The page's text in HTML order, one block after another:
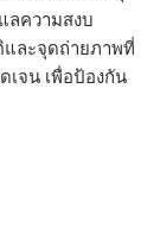
ลความสงบ
และจุดถ่ายภาพที่
จน เพื่อป้องกัน